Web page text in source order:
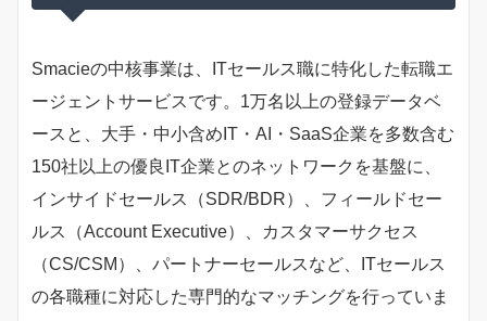
Smacieの中核事業は、ITセールス職に特化した転職エ
ージェントサービスです。1万名以上の登録データベ
ースと、大手・中小含めIT・AI・SaaS企業を多数含む
150社以上の優良IT企業とのネットワークを基盤に、
インサイドセールス（SDR/BDR）、フィールドセー
ルス（Account Executive）、カスタマーサクセス
（CS/CSM）、パートナーセールスなど、ITセールス
の各職種に対応した専門的なマッチングを行っていま